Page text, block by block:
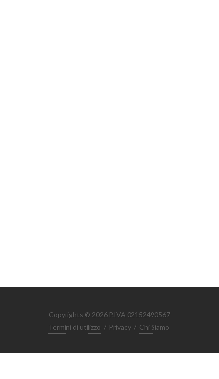
Copyrights © 2026 P.IVA 02152490567
Termini di utilizzo / Privacy / Chi Siamo